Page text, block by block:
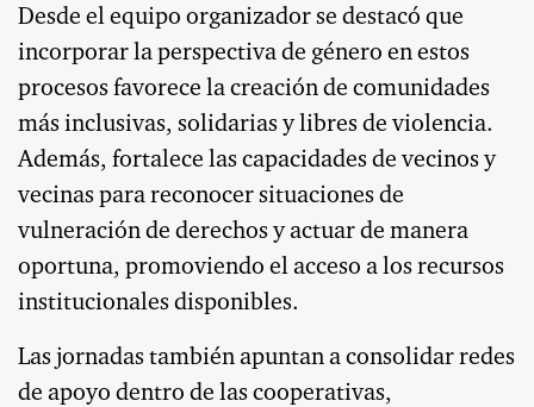
Desde el equipo organizador se destacó que
incorporar la perspectiva de género en estos
procesos favorece la creación de comunidades
más inclusivas, solidarias y libres de violencia.
Además, fortalece las capacidades de vecinos y
vecinas para reconocer situaciones de
vulneración de derechos y actuar de manera
oportuna, promoviendo el acceso a los recursos
institucionales disponibles.
Las jornadas también apuntan a consolidar redes
de apoyo dentro de las cooperativas,